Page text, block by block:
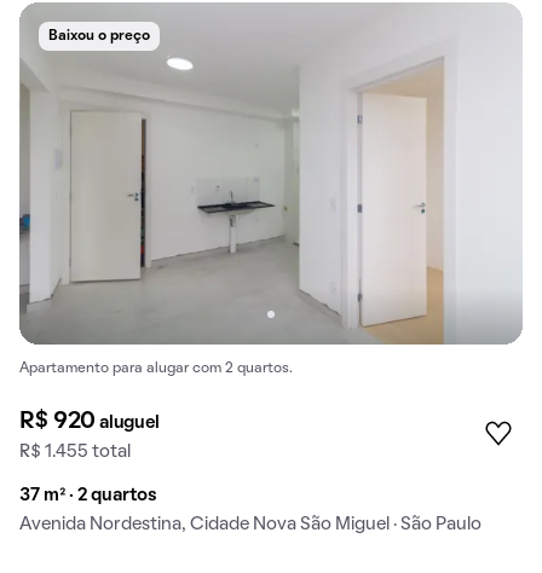
Baixou o preço
Apartamento para alugar com 2 quartos.
R$ 920aluguel
R$ 1.455 total
37 m² · 2 quartos
Avenida Nordestina, Cidade Nova São Miguel · São Paulo